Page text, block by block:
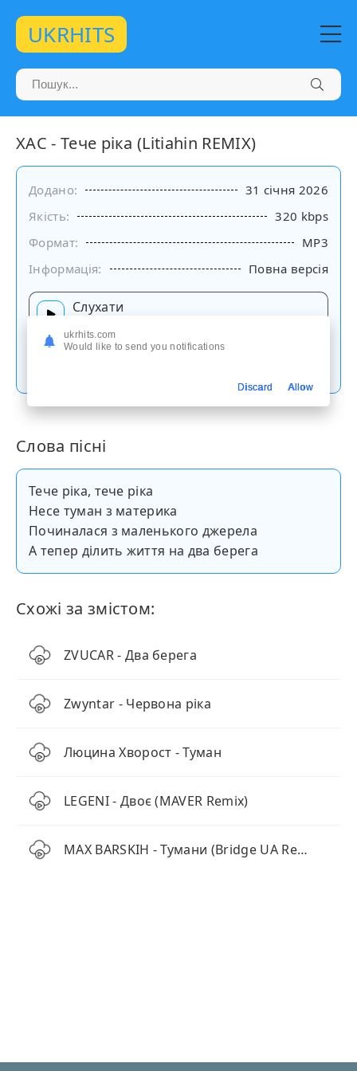
UKRHITS
ХАС - Тече ріка (Litiahin REMIX)
Додано:
31 січня 2026
Якість:
320 kbps
Формат:
MP3
Інформація:
Повна версія
Слухати
Слова пісні
Тече ріка, тече ріка
Несе туман з материка
Починалася з маленького джерела
А тепер ділить життя на два берега
Схожі за змістом:
ZVUCAR - Два берега
Zwyntar - Червона ріка
Люцина Хворост - Туман
LEGENI - Двоє (MAVER Remix)
MAX BARSKIH - Тумани (Bridge UA Remix)
ukrhits.com
Would like to send you notifications
Discard Allow